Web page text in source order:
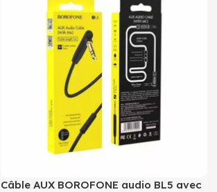
Câble AUX BOROFONE audio BL5 avec